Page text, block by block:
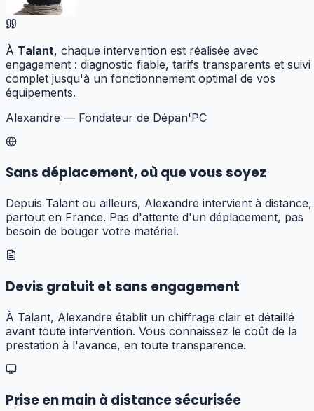
À Talant, chaque intervention est réalisée avec
engagement : diagnostic fiable, tarifs transparents et suivi
complet jusqu'à un fonctionnement optimal de vos
équipements.
Alexandre — Fondateur de Dépan'PC
Sans déplacement, où que vous soyez
Depuis Talant ou ailleurs, Alexandre intervient à distance,
partout en France. Pas d'attente d'un déplacement, pas
besoin de bouger votre matériel.
Devis gratuit et sans engagement
À Talant, Alexandre établit un chiffrage clair et détaillé
avant toute intervention. Vous connaissez le coût de la
prestation à l'avance, en toute transparence.
Prise en main à distance sécurisée